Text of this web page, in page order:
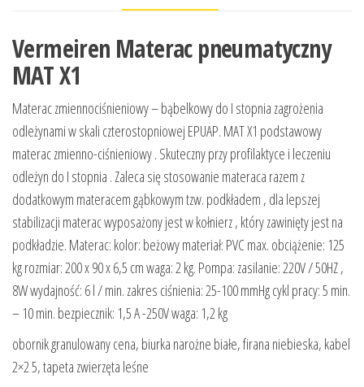
Vermeiren Materac pneumatyczny
MAT X1
Materac zmiennociśnieniowy – bąbelkowy do I stopnia zagrożenia
odleżynami w skali czterostopniowej EPUAP. MAT X1 podstawowy
materac zmienno-ciśnieniowy . Skuteczny przy profilaktyce i leczeniu
odleżyn do I stopnia . Zaleca się stosowanie materaca razem z
dodatkowym materacem gąbkowym tzw. podkładem , dla lepszej
stabilizacji materac wyposażony jest w kołnierz , który zawinięty jest na
podkładzie. Materac: kolor: beżowy materiał: PVC max. obciążenie: 125
kg rozmiar: 200 x 90 x 6,5 cm waga: 2 kg. Pompa: zasilanie: 220V / 50HZ ,
8W wydajność: 6 l / min. zakres ciśnienia: 25-100 mmHg cykl pracy: 5 min.
– 10 min. bezpiecznik: 1,5 A -250V waga: 1,2 kg
obornik granulowany cena, biurka narożne białe, firana niebieska, kabel
2×2 5, tapeta zwierzęta leśne